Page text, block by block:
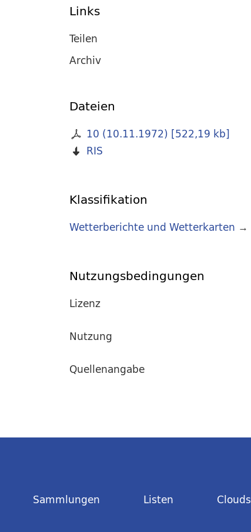
Links
Teilen
Archiv
Dateien
10 (10.11.1972) [522,19 kb]
RIS
Klassifikation
Wetterberichte und Wetterkarten →
Nutzungsbedingungen
Lizenz
Nutzung
Quellenangabe
Sammlungen Listen Clouds